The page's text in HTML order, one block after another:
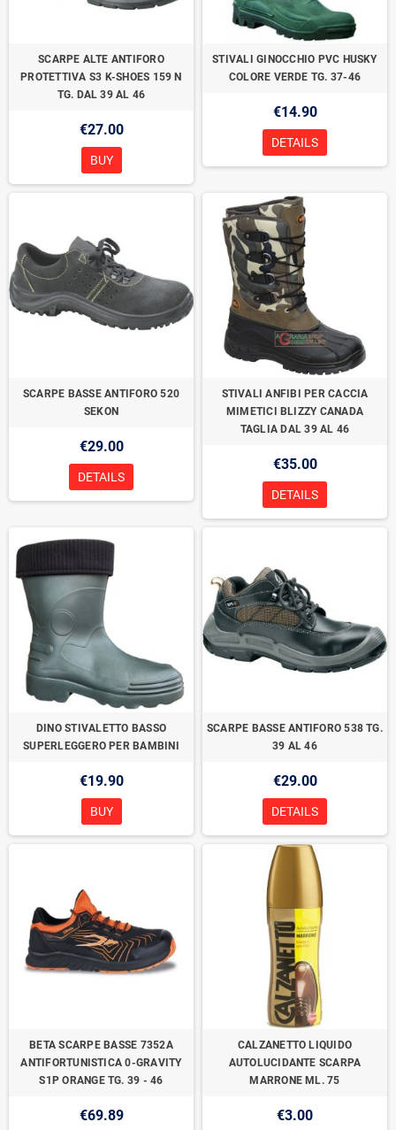
SCARPE ALTE ANTIFORO
PROTETTIVA S3 K-SHOES 159 N
TG. DAL 39 AL 46
€27.00
BUY
STIVALI GINOCCHIO PVC HUSKY
COLORE VERDE TG. 37-46
€14.90
DETAILS
SCARPE BASSE ANTIFORO 520
SEKON
€29.00
DETAILS
STIVALI ANFIBI PER CACCIA
MIMETICI BLIZZY CANADA
TAGLIA DAL 39 AL 46
€35.00
DETAILS
DINO STIVALETTO BASSO
SUPERLEGGERO PER BAMBINI
€19.90
BUY
SCARPE BASSE ANTIFORO 538 TG.
39 AL 46
€29.00
DETAILS
BETA SCARPE BASSE 7352A
ANTIFORTUNISTICA 0-GRAVITY
S1P ORANGE TG. 39 - 46
€69.89
CALZANETTO LIQUIDO
AUTOLUCIDANTE SCARPA
MARRONE ML. 75
€3.00